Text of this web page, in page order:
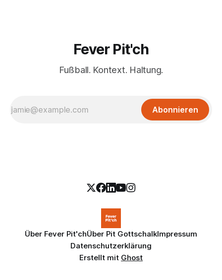
Fever Pit'ch
Fußball. Kontext. Haltung.
Abonnieren
Über Fever Pit'chÜber Pit GottschalkImpressum
Datenschutzerklärung
Erstellt mit Ghost